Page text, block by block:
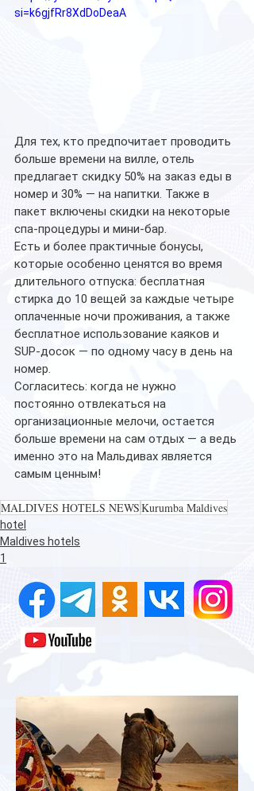
si=k6gjfRr8XdDoDeaA
Для тех, кто предпочитает проводить
больше времени на вилле, отель
предлагает скидку 50% на заказ еды в
номер и 30% — на напитки. Также в
пакет включены скидки на некоторые
спа-процедуры и мини-бар.
Есть и более практичные бонусы,
которые особенно ценятся во время
длительного отпуска: бесплатная
стирка до 10 вещей за каждые четыре
оплаченные ночи проживания, а также
бесплатное использование каяков и
SUP-досок — по одному часу в день на
номер.
Согласитесь: когда не нужно
постоянно отвлекаться на
организационные мелочи, остается
больше времени на сам отдых — а ведь
именно это на Мальдивах является
самым ценным!
MALDIVES HOTELS NEWSKurumba Maldives
hotel
Maldives hotels
1